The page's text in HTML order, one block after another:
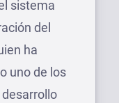
sistema
del
ha
uno de los